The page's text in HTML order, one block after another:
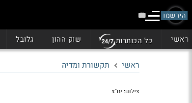
הירשמו
ראשי כל הכותרות שוק ההון גלובל
ראשי תקשורת ומדיה
צילום: יח"צ